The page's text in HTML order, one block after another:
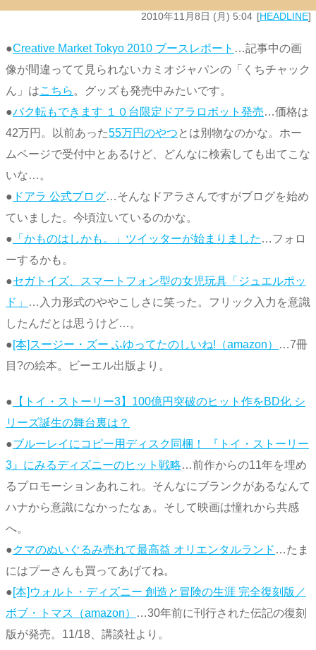
2010年11月8日 (月) 5:04 HEADLINE
●Creative Market Tokyo 2010 ブースレポート …記事中の画
像が間違ってて見られないカミオジャパンの「くちチャック
ん」はこちら 。グッズも発売中みたいです。
●バク転もできます １０台限定ドアラロボット発売…価格は
42万円。以前あった55万円のやつ とは別物なのかな。ホー
ムページで受付中とあるけど、どんなに検索しても出てこな
いな…。
● ドアラ 公式ブログ…そんなドアラさんですがブログを始め
ていました。今頃泣いているのかな。
● 「かものはしかも。」ツイッターが始まりました …フォロ
ーするかも。
●セガトイズ、スマートフォン型の女児玩具「ジュエルポッ
ド」
…入力形式のややこしさに笑った。フリック入力を意識
したんだとは思うけど…。
●[本]スージー・ズー ふゆってたのしいね!（amazon）
…7冊
目?の絵本。ビーエル出版より。
● 【トイ・ストーリー3】100億円突破のヒット作をBD化 シ
リーズ誕生の舞台裏は？
●ブルーレイにコピー用ディスク同梱！ 『トイ・ストーリー
3』にみるディズニーのヒット戦略…前作からの11年を埋め
るプロモーションあれこれ。そんなにブランクがあるなんて
ハナから意識になかったなぁ。そして映画は憧れから共感
へ。
●クマのぬいぐるみ売れて最高益 オリエンタルランド …たま
にはプーさんも買ってあげてね。
●[本]ウォルト・ディズニー 創造と冒険の生涯 完全復刻版／
ボブ・トマス（amazon）
…30年前に刊行された伝記の復刻
版が発売。11/18、講談社より。